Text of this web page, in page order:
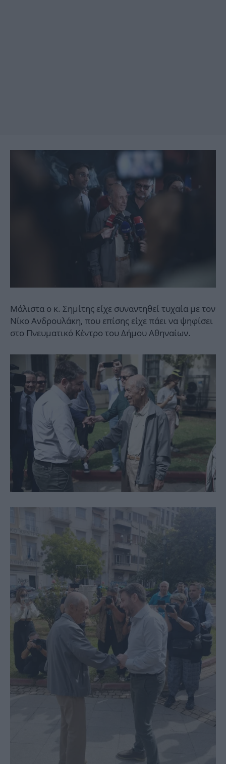
Μάλιστα ο κ. Σημίτης είχε συναντηθεί τυχαία με τον
Νίκο Ανδρουλάκη, που επίσης είχε πάει να ψηφίσει
στο Πνευματικό Κέντρο του Δήμου Αθηναίων.